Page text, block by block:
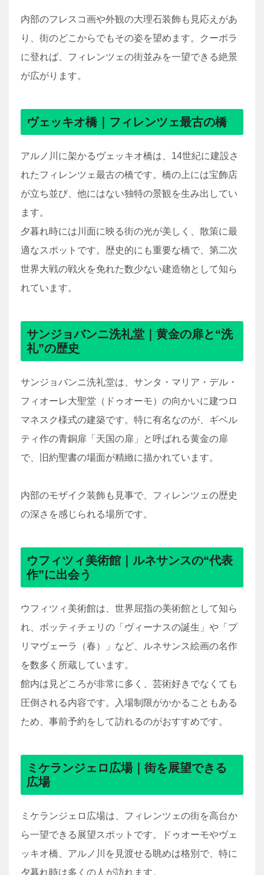
内部のフレスコ画や外観の大理石装飾も見応えがあ
り、街のどこからでもその姿を望めます。クーポラ
に登れば、フィレンツェの街並みを一望できる絶景
が広がります。
ヴェッキオ橋｜フィレンツェ最古の橋
アルノ川に架かるヴェッキオ橋は、14世紀に建設さ
れたフィレンツェ最古の橋です。橋の上には宝飾店
が立ち並び、他にはない独特の景観を生み出してい
ます。
夕暮れ時には川面に映る街の光が美しく、散策に最
適なスポットです。歴史的にも重要な橋で、第二次
世界大戦の戦火を免れた数少ない建造物として知ら
れています。
サンジョバンニ洗礼堂｜黄金の扉と“洗
礼”の歴史
サンジョバンニ洗礼堂は、サンタ・マリア・デル・
フィオーレ大聖堂（ドゥオーモ）の向かいに建つロ
マネスク様式の建築です。特に有名なのが、ギベル
ティ作の青銅扉「天国の扉」と呼ばれる黄金の扉
で、旧約聖書の場面が精緻に描かれています。
内部のモザイク装飾も見事で、フィレンツェの歴史
の深さを感じられる場所です。
ウフィツィ美術館｜ルネサンスの“代表
作”に出会う
ウフィツィ美術館は、世界屈指の美術館として知ら
れ、ボッティチェリの「ヴィーナスの誕生」や「プ
リマヴェーラ（春）」など、ルネサンス絵画の名作
を数多く所蔵しています。
館内は見どころが非常に多く、芸術好きでなくても
圧倒される内容です。入場制限がかかることもある
ため、事前予約をして訪れるのがおすすめです。
ミケランジェロ広場｜街を展望できる
広場
ミケランジェロ広場は、フィレンツェの街を高台か
ら一望できる展望スポットです。ドゥオーモやヴェ
ッキオ橋、アルノ川を見渡せる眺めは格別で、特に
夕暮れ時は多くの人が訪れます。